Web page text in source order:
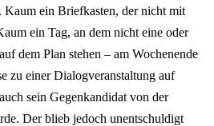
Kaum ein Briefkasten, der nicht mit
ein Tag, an dem nicht eine oder
dem Plan stehen – am Wochenende
zu einer Dialogveranstaltung auf
sein Gegenkandidat von der
Der blieb jedoch unentschuldigt